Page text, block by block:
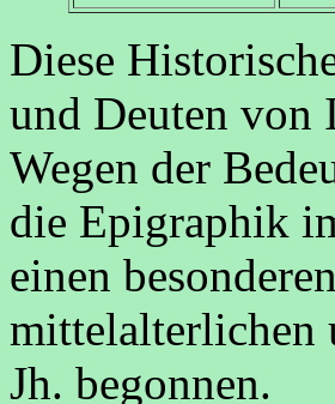
Diese
und Deuten von
Wegen der
die Epigraphik
einen
mittelalterlichen
Jh. begonnen.